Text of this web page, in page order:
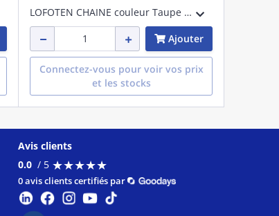
LOFOTEN CHAINE couleur Taupe Secrète 57W halogène max./E27 IP44 cl II verrerie claire
Ajouter
Connectez-vous pour voir vos prix
et les stocks
Avis clients
0.0 / 5 ★★★★★
★★★★★
0 avis clients certifiés par